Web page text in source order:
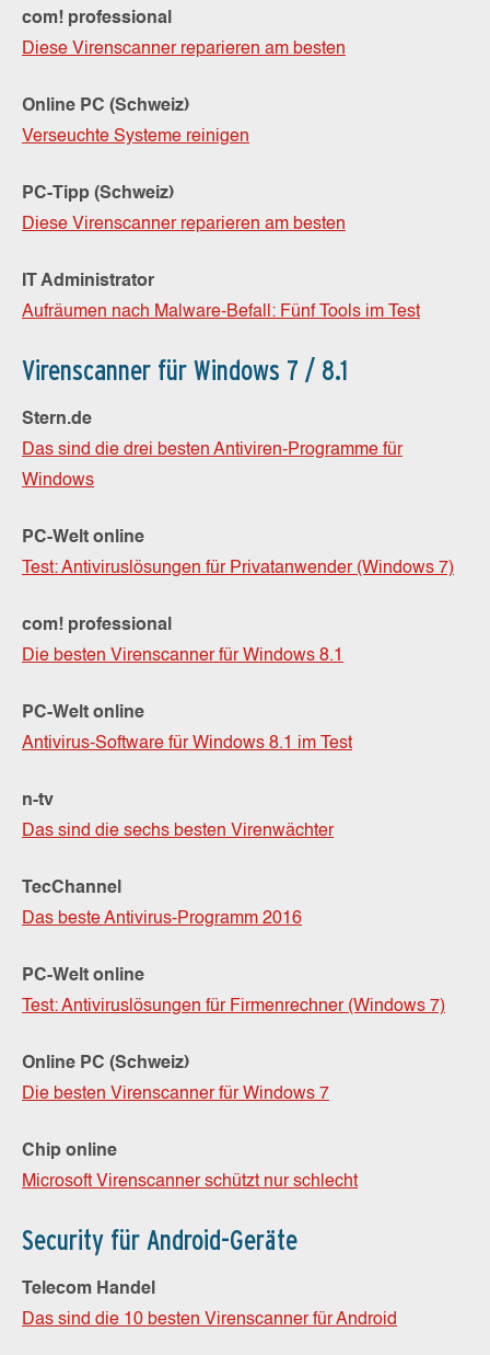
com! professional
Diese Virenscanner reparieren am besten
Online PC (Schweiz)
Verseuchte Systeme reinigen
PC-Tipp (Schweiz)
Diese Virenscanner reparieren am besten
IT Administrator
Aufräumen nach Malware-Befall: Fünf Tools im Test
Virenscanner für Windows 7 / 8.1
Stern.de
Das sind die drei besten Antiviren-Programme für
Windows
PC-Welt online
Test: Antiviruslösungen für Privatanwender (Windows 7)
com! professional
Die besten Virenscanner für Windows 8.1
PC-Welt online
Antivirus-Software für Windows 8.1 im Test
n-tv
Das sind die sechs besten Virenwächter
TecChannel
Das beste Antivirus-Programm 2016
PC-Welt online
Test: Antiviruslösungen für Firmenrechner (Windows 7)
Online PC (Schweiz)
Die besten Virenscanner für Windows 7
Chip online
Microsoft Virenscanner schützt nur schlecht
Security für Android-Geräte
Telecom Handel
Das sind die 10 besten Virenscanner für Android